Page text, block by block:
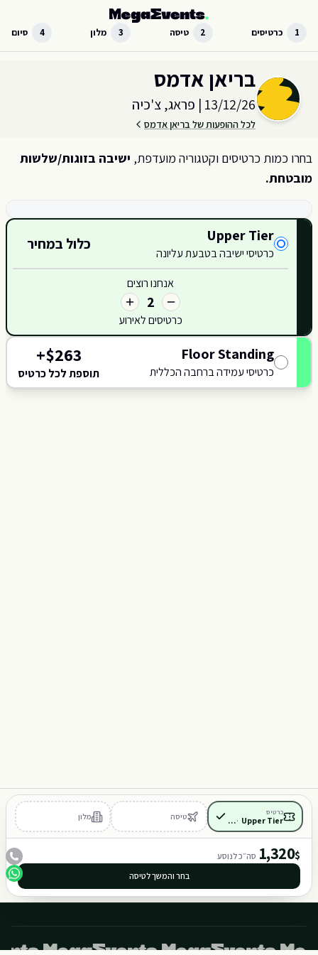
1 כרטיסים 2 טיסה 3 מלון 4 סיום
בריאן אדמס
13/12/26
| פראג, צ'כיה
לכל ההופעות של בריאן אדמס
בחרו כמות כרטיסים וקטגוריה מועדפת, ישיבה בזוגות/שלשות
מובטחת.
423
קטגוריות כרטיסים זמינות
Upper Tier
כרטיסי ישיבה בטבעת עליונה
כלול במחיר
אנחנו רוצים
2
כרטיסים לאירוע
Floor Standing
כרטיסי עמידה ברחבה הכללית
$263
+
תוספת לכל כרטיס
כרטיס
Upper Tier
· כלול טיסה מלון
$
1,320 סה״כ לנוסע
בחר והמשך לטיסה